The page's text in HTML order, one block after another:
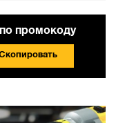
промокоду